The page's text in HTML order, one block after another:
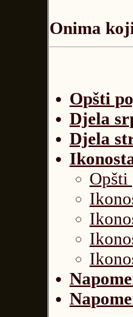
Onima
Opšti
Djela
Djela
Opšti